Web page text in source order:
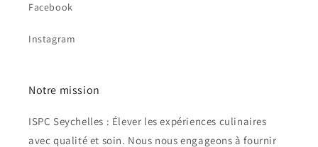
Facebook
Instagram
Notre mission
ISPC Seychelles : Élever les expériences culinaires
avec qualité et soin. Nous nous engageons à fournir